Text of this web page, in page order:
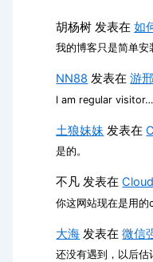
胡杨树 发表在如
我的博客只是简单
NN88 发表在游
I am regular visitor…
土狼妹妹 发表在
是的。
不凡 发表在
你这网站现在是用
大海 发表在微信
还没有遇到，以后估